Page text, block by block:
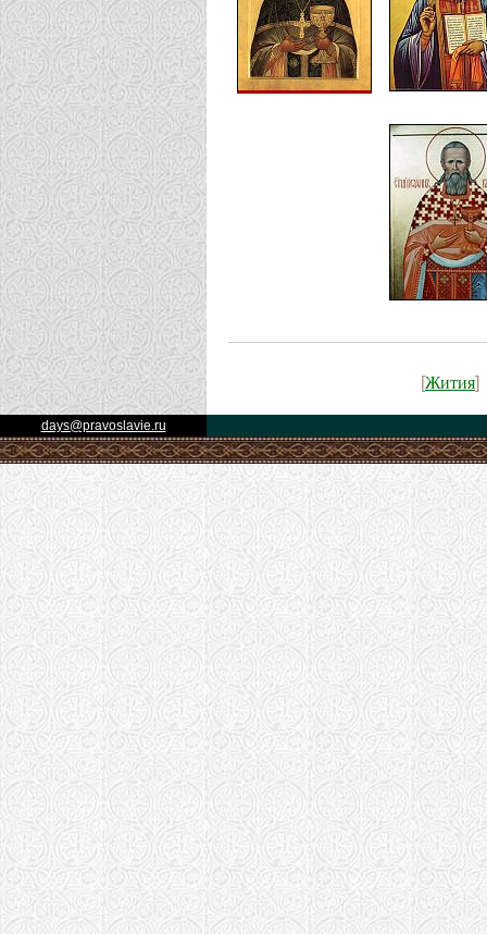
Жития
days@pravoslavie.ru